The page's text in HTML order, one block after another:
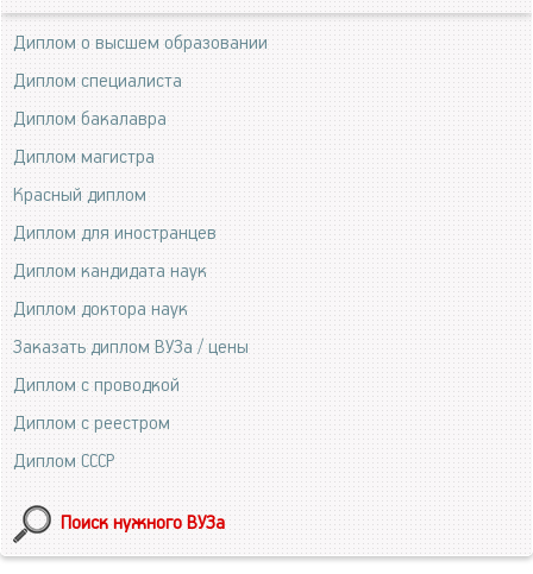
Диплом о высшем образовании
Диплом специалиста
Диплом бакалавра
Диплом магистра
Красный диплом
Диплом для иностранцев
Диплом кандидата наук
Диплом доктора наук
Заказать диплом ВУЗа / цены
Диплом с проводкой
Диплом с реестром
Диплом СССР
Поиск нужного ВУЗа